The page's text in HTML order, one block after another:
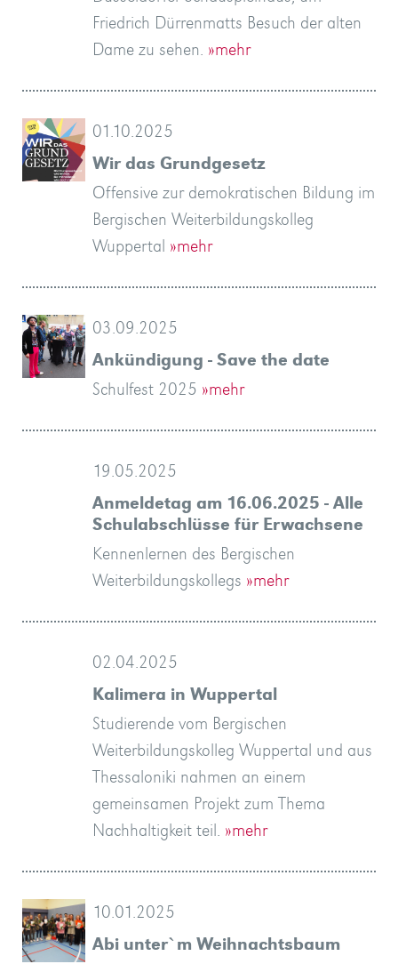
Friedrich Dürrenmatts Besuch der alten
Dame zu sehen. »mehr
01.10.2025
Wir das Grundgesetz
Offensive zur demokratischen Bildung im
Bergischen Weiterbildungskolleg
Wuppertal »mehr
03.09.2025
Ankündigung - Save the date
Schulfest 2025 »mehr
19.05.2025
Anmeldetag am 16.06.2025 - Alle
Schulabschlüsse für Erwachsene
Kennenlernen des Bergischen
Weiterbildungskollegs »mehr
02.04.2025
Kalimera in Wuppertal
Studierende vom Bergischen
Weiterbildungskolleg Wuppertal und aus
Thessaloniki nahmen an einem
gemeinsamen Projekt zum Thema
Nachhaltigkeit teil. »mehr
10.01.2025
Abi unter`m Weihnachtsbaum